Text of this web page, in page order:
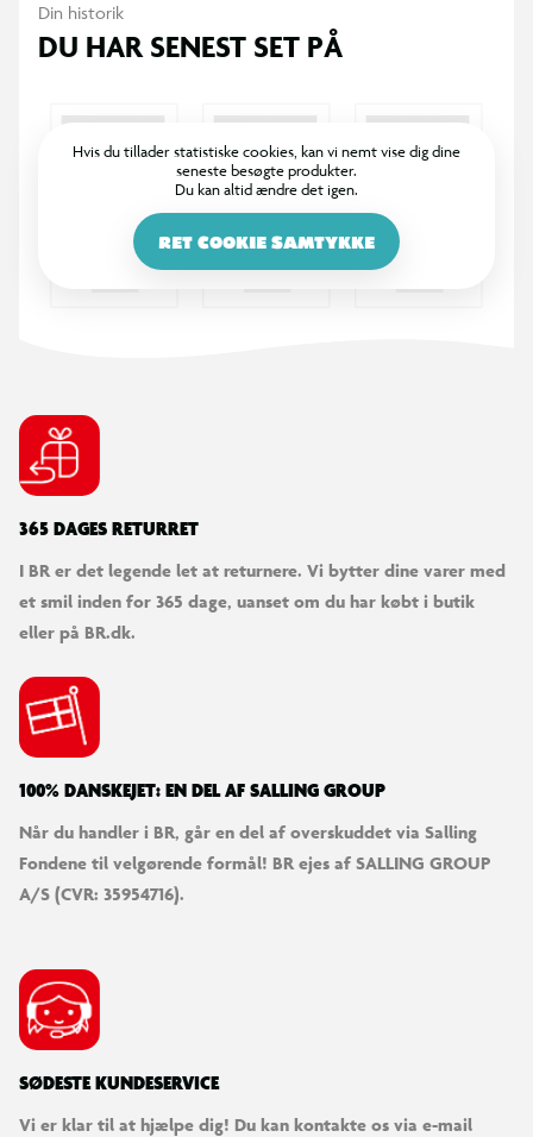
modstandsdygtigt over for vejr og falmning. Produktet er en
del af Smoby Life-serien og består af mindst 90 % genanvendt
Specifikationer
Vandleg med vandtunnel-effekt
Tilsluttes almindelig haveslange
Fremstillet af mindst 90 % genanvendt plast
UV-bestandigt og vejrbestandigt materiale
Produceret i Frankrig
Din historik
DU HAR SENEST SET PÅ
Hvis du tillader statistiske cookies, kan vi nemt vise dig dine
seneste besøgte produkter.
Du kan altid ændre det igen.
RET COOKIE SAMTYKKE
365 DAGES RETURRET
I BR er det legende let at returnere. Vi bytter dine varer med
et smil inden for 365 dage, uanset om du har købt i butik
eller på BR.dk.
100% DANSKEJET: EN DEL AF SALLING GROUP
Når du handler i BR, går en del af overskuddet via Salling
Fondene til velgørende formål! BR ejes af SALLING GROUP
A/S (CVR: 35954716).
SØDESTE KUNDESERVICE
Vi er klar til at hjælpe dig! Du kan kontakte os via e-mail